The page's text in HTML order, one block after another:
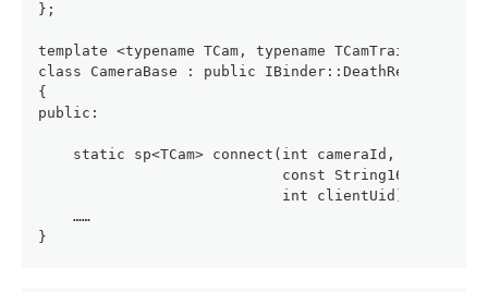
};
template <typename TCam, typename TCamTraits =
class CameraBase : public IBinder::DeathRecipient
{
public:
    static sp<TCam> connect(int cameraId,
const String16&
                            int clientUid);
    ……
}